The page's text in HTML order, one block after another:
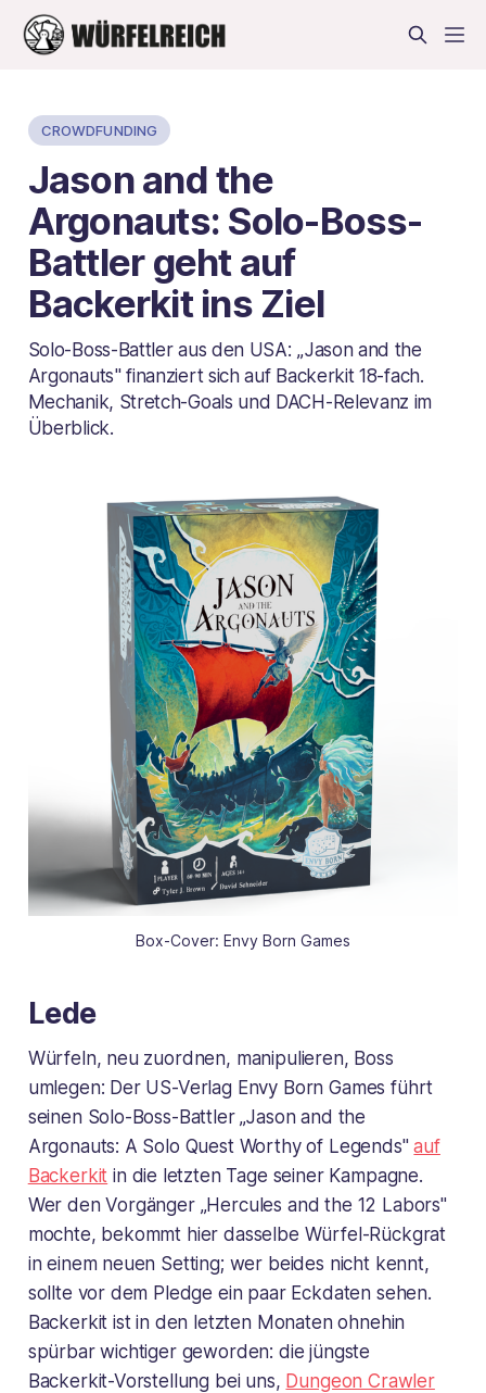
CROWDFUNDING
Jason and the
Argonauts: Solo-Boss-
Battler geht auf
Backerkit ins Ziel
Solo-Boss-Battler aus den USA: „Jason and the
Argonauts" finanziert sich auf Backerkit 18-fach.
Mechanik, Stretch-Goals und DACH-Relevanz im
Überblick.
Box-Cover: Envy Born Games
Lede
Würfeln, neu zuordnen, manipulieren, Boss
umlegen: Der US-Verlag Envy Born Games führt
seinen Solo-Boss-Battler „Jason and the
Argonauts: A Solo Quest Worthy of Legends"auf
Backerkit in die letzten Tage seiner Kampagne.
Wer den Vorgänger „Hercules and the 12 Labors"
mochte, bekommt hier dasselbe Würfel-Rückgrat
in einem neuen Setting; wer beides nicht kennt,
sollte vor dem Pledge ein paar Eckdaten sehen.
Backerkit ist in den letzten Monaten ohnehin
spürbar wichtiger geworden: die jüngste
Backerkit-Vorstellung bei uns, Dungeon Crawler